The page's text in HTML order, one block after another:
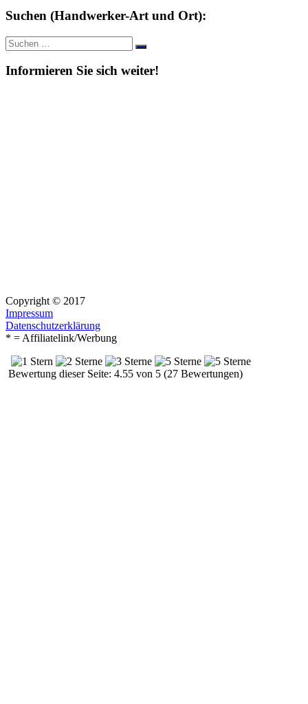
Suchen (Handwerker-Art und Ort):
Suche
nach:
Suchen
Informieren Sie sich weiter!
Copyright © 2017
Impressum
Datenschutzerklärung
* = Affiliatelink/Werbung
Bewertung dieser Seite: 4.55 von 5 (27 Bewertungen)